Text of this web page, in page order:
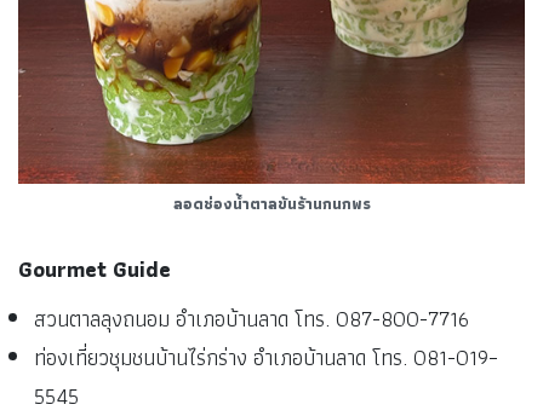
ลอดช่องน้ำตาลข้นร้านกนกพร
Gourmet Guide
สวนตาลลุงถนอม อำเภอบ้านลาด โทร. 087-800-7716
ท่องเที่ยวชุมชนบ้านไร่กร่าง อำเภอบ้านลาด โทร. 081-019–
5545